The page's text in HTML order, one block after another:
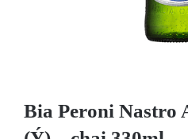
Bia Peroni Nastro